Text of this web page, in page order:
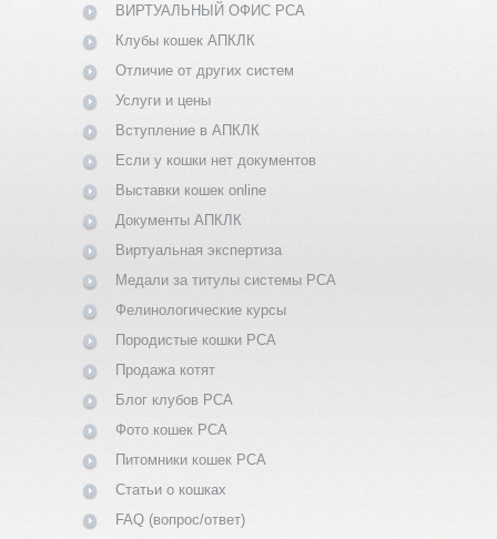
ВИРТУАЛЬНЫЙ ОФИС PCA
Клубы кошек АПКЛК
Отличие от других систем
Услуги и цены
Вступление в АПКЛК
Если у кошки нет документов
Выставки кошек online
Документы АПКЛК
Виртуальная экспертиза
Медали за титулы системы PCA
Фелинологические курсы
Породистые кошки PCA
Продажа котят
Блог клубов PCA
Фото кошек PCA
Питомники кошек PCA
Статьи о кошках
FAQ (вопрос/ответ)